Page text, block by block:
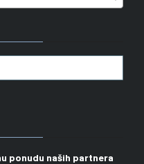
ponudu naših partnera